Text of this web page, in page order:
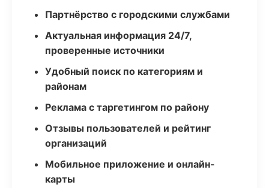
Партнёрство с городскими службами
Актуальная информация 24/7,
проверенные источники
Удобный поиск по категориям и
районам
Реклама с таргетингом по району
Отзывы пользователей и рейтинг
организаций
Мобильное приложение и онлайн-
карты